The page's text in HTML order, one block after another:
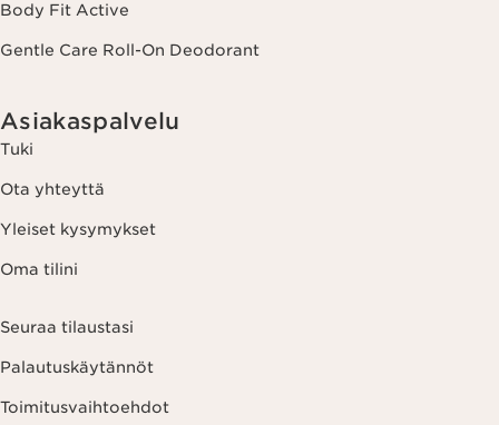
Body Fit Active
Gentle Care Roll-On Deodorant
Asiakaspalvelu
Tuki
Ota yhteyttä
Yleiset kysymykset
Oma tilini
Seuraa tilaustasi
Palautuskäytännöt
Toimitusvaihtoehdot